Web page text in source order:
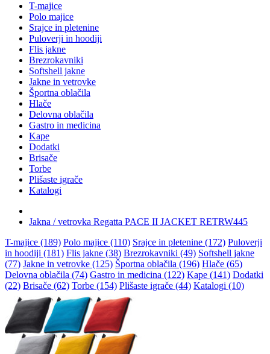
T-majice
Polo majice
Srajce in pletenine
Puloverji in hoodiji
Flis jakne
Brezrokavniki
Softshell jakne
Jakne in vetrovke
Športna oblačila
Hlače
Delovna oblačila
Gastro in medicina
Kape
Dodatki
Brisače
Torbe
Plišaste igrače
Katalogi
Jakna / vetrovka Regatta PACE II JACKET RETRW445
T-majice (189) Polo majice (110) Srajce in pletenine (172) Puloverji
in hoodiji (181) Flis jakne (38) Brezrokavniki (49) Softshell jakne
(77) Jakne in vetrovke (125) Športna oblačila (196) Hlače (65)
Delovna oblačila (74) Gastro in medicina (122) Kape (141) Dodatki
(22) Brisače (62) Torbe (154) Plišaste igrače (44) Katalogi (10)